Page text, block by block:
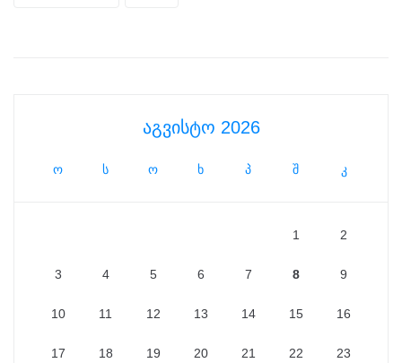
აგვისტო 2026
ო ს ო ხ პ შ კ
1 2
3 4 5 6 7 8 9
10 11 12 13 14 15 16
17 18 19 20 21 22 23